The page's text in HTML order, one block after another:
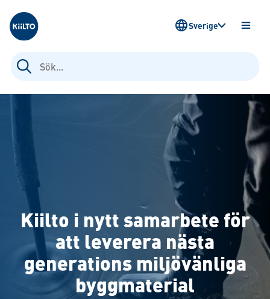
Kiilto Sweden
Sök
efter:
Sverige
Kiilto i nytt samarbete för
att leverera nästa
generations miljövänliga
byggmaterial